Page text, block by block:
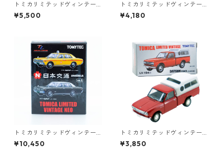
トミカリミテッドヴィンテー
ジネオ LV-N40a 日産 Be-1 キ
ャンバストップ #36225614
¥5,500
トミカリミテッドヴィンテー
ジ LV-195a ダットサントラッ
ク 1300デラックス ブリヂス
¥4,180
トミカリミテッドヴィンテー
ジネオ 日本交通 VOL.3 2MO
DELS #10223412
¥10,450
トミカリミテッドヴィンテー
ジ LV-194a DATSUN truck 北
米仕様 #36316633
¥3,850